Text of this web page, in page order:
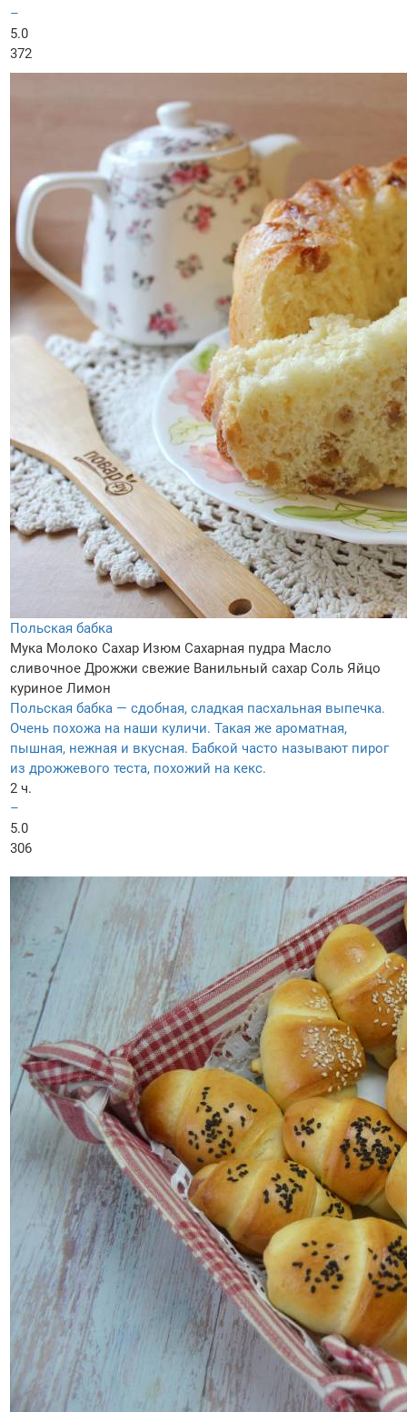
–
5.0
372
Польская бабка
Мука Молоко Сахар Изюм Сахарная пудра Масло
сливочное Дрожжи свежие Ванильный сахар Соль Яйцо
куриное Лимон
Польская бабка — сдобная, сладкая пасхальная выпечка.
Очень похожа на наши куличи. Такая же ароматная,
пышная, нежная и вкусная. Бабкой часто называют пирог
из дрожжевого теста, похожий на кекс.
2 ч.
–
5.0
306